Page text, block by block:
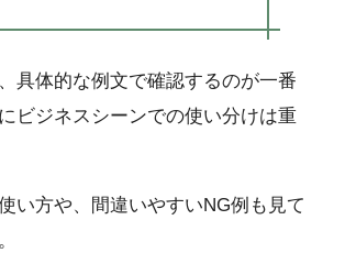
具体的な例文で確認するのが一番
ビジネスシーンでの使い分けは重
い方や、間違いやすいNG例も見て